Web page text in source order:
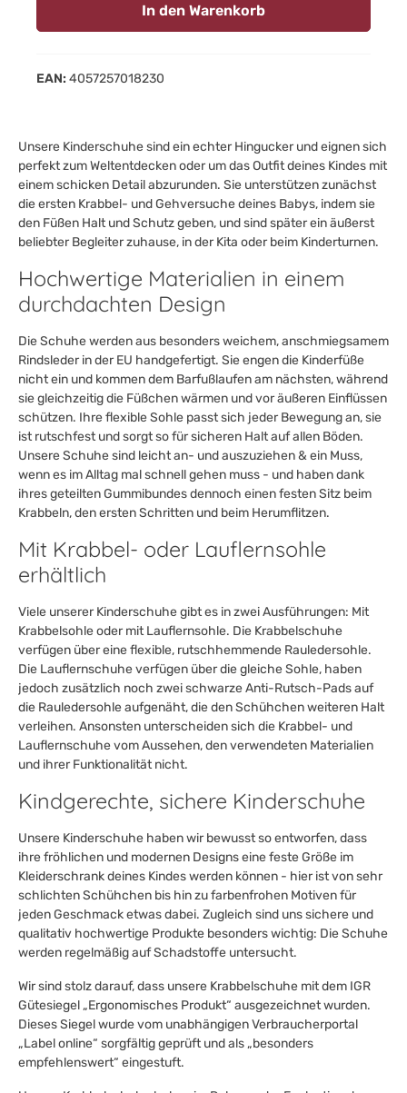
In den Warenkorb
EAN: 4057257018230
Unsere Kinderschuhe sind ein echter Hingucker und eignen sich
perfekt zum Weltentdecken oder um das Outfit deines Kindes mit
einem schicken Detail abzurunden. Sie unterstützen zunächst
die ersten Krabbel- und Gehversuche deines Babys, indem sie
den Füßen Halt und Schutz geben, und sind später ein äußerst
beliebter Begleiter zuhause, in der Kita oder beim Kinderturnen.
Hochwertige Materialien in einem
durchdachten Design
Die Schuhe werden aus besonders weichem, anschmiegsamem
Rindsleder in der EU handgefertigt. Sie engen die Kinderfüße
nicht ein und kommen dem Barfußlaufen am nächsten, während
sie gleichzeitig die Füßchen wärmen und vor äußeren Einflüssen
schützen. Ihre flexible Sohle passt sich jeder Bewegung an, sie
ist rutschfest und sorgt so für sicheren Halt auf allen Böden.
Unsere Schuhe sind leicht an- und auszuziehen & ein Muss,
wenn es im Alltag mal schnell gehen muss - und haben dank
ihres geteilten Gummibundes dennoch einen festen Sitz beim
Krabbeln, den ersten Schritten und beim Herumflitzen.
Mit Krabbel- oder Lauflernsohle
erhältlich
Viele unserer Kinderschuhe gibt es in zwei Ausführungen: Mit
Krabbelsohle oder mit Lauflernsohle. Die Krabbelschuhe
verfügen über eine flexible, rutschhemmende Rauledersohle.
Die Lauflernschuhe verfügen über die gleiche Sohle, haben
jedoch zusätzlich noch zwei schwarze Anti-Rutsch-Pads auf
die Rauledersohle aufgenäht, die den Schühchen weiteren Halt
verleihen. Ansonsten unterscheiden sich die Krabbel- und
Lauflernschuhe vom Aussehen, den verwendeten Materialien
und ihrer Funktionalität nicht.
Kindgerechte, sichere Kinderschuhe
Unsere Kinderschuhe haben wir bewusst so entworfen, dass
ihre fröhlichen und modernen Designs eine feste Größe im
Kleiderschrank deines Kindes werden können - hier ist von sehr
schlichten Schühchen bis hin zu farbenfrohen Motiven für
jeden Geschmack etwas dabei. Zugleich sind uns sichere und
qualitativ hochwertige Produkte besonders wichtig: Die Schuhe
werden regelmäßig auf Schadstoffe untersucht.
Wir sind stolz darauf, dass unsere Krabbelschuhe mit dem IGR
Gütesiegel „Ergonomisches Produkt“ ausgezeichnet wurden.
Dieses Siegel wurde vom unabhängigen Verbraucherportal
„Label online“ sorgfältig geprüft und als „besonders
empfehlenswert“ eingestuft.